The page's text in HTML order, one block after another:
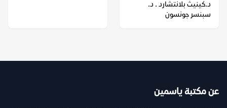
د.كينيث بلانتشارد . د.
سبنسر جونسون
عن مكتبة ياسمين